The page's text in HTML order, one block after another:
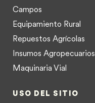
Campos
Equipamiento Rural
Repuestos Agrícolas
Insumos Agropecuarios
Maquinaria Vial
USO DEL SITIO